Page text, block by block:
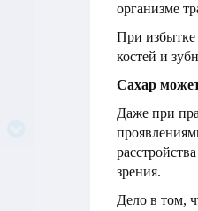
организме
При избытке
костей и
Сахар
Даже при
зрения.
Дело в том,